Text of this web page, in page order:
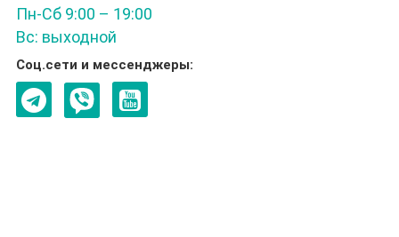
Пн-Сб 9:00 – 19:00
Вс: выходной
Соц.сети и мессенджеры: